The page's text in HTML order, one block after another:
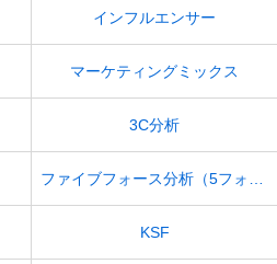
インフルエンサー
マーケティングミックス
3C分析
KSF